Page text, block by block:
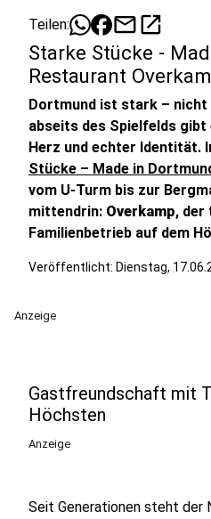
Teilen: mailopen_in_new
Starke Stücke -
Restaurant
Dortmund ist stark – nicht
abseits des Spielfelds
Herz und echter Identität.
Stücke – Made in
vom U-Turm bis zur
mittendrin: Overkamp, der
Familienbetrieb auf dem
Veröffentlicht: Dienstag,
Anzeige
Gastfreundschaft mit
Höchsten
Anzeige
Seit Generationen steht der